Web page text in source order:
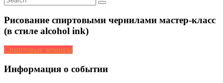
Рисование спиртовыми чернилами мастер-класс
(в стиле alcohol ink)
Спиртовые чернила
Информация о событии